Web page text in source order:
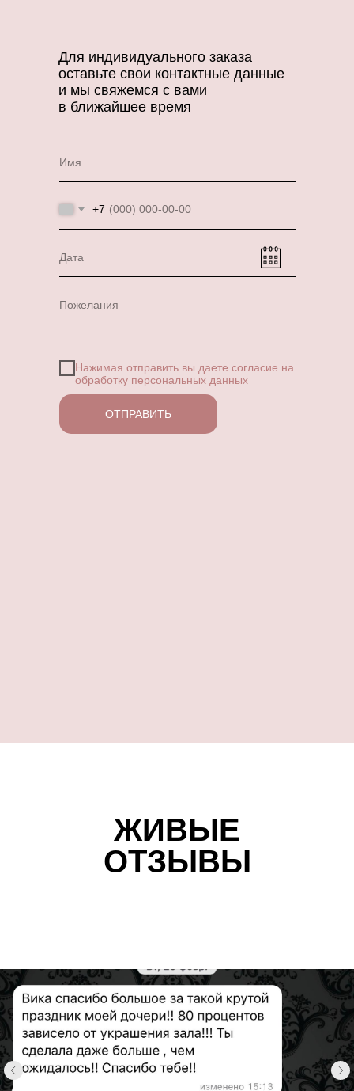
Для индивидуального заказа
оставьте свои контактные данные
и мы свяжемся с вами
в ближайшее время
Имя
+7
Дата
Пожелания
Нажимая отправить вы даете согласие на
обработку персональных данных
ОТПРАВИТЬ
ЖИВЫЕ
ОТЗЫВЫ